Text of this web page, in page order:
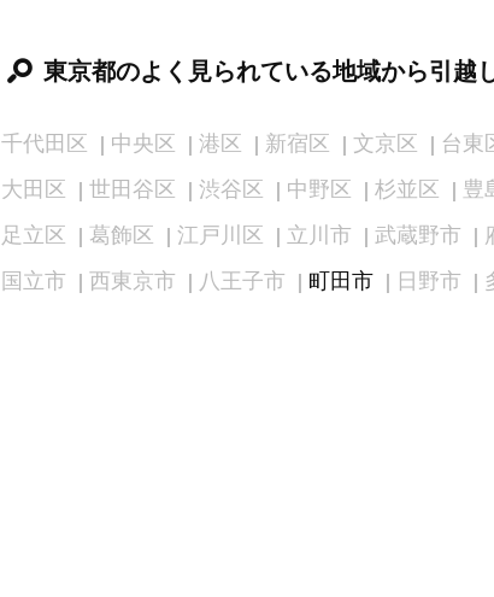
東京都のよく見られている地域から引越
千代田区 中央区 港区 新宿区 文京区 台東
大田区
世田谷区 渋谷区 中野区 杉並区 豊
足立区
葛飾区 江戸川区 立川市 武蔵野市
国立市
西東京市 八王子市 町田市 日野市